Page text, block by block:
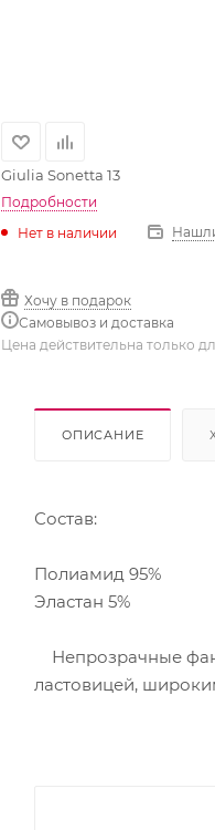
Giulia Sonetta 13
Подробности
Нет в наличии
Хочу в подарок
Самовывоз и доставка
Цена действительна только
ОПИСАНИЕ
Состав:
Полиамид 95%
Эластан 5%
Непрозрачные
ластовицей,